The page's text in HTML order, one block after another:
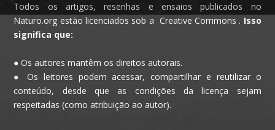
Todos os artigos, resenhas e ensaios publicados no
Naturo.org estão licenciados sob a Creative Commons . Isso
significa que:
● Os autores mantêm os direitos autorais.
● Os leitores podem acessar, compartilhar e reutilizar o
conteúdo, desde que as condições da licença sejam
respeitadas (como atribuição ao autor).